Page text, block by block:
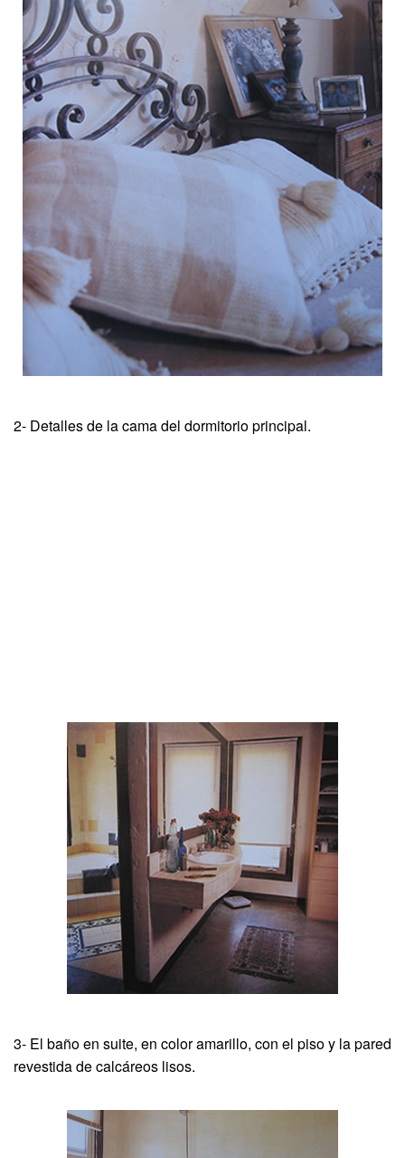
2- Detalles de la cama del dormitorio principal.
3- El baño en suite, en color amarillo, con el piso y la pared
revestida de calcáreos lisos.